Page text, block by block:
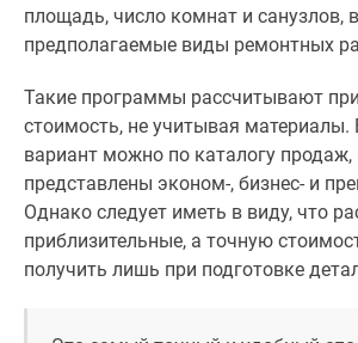
площадь, число комнат и санузлов,
предполагаемые виды ремонтных
Такие программы рассчитывают
стоимость, не учитывая
вариант можно по каталогу продаж,
представлены эконом-, бизнес- и
Однако следует иметь в виду, что
приблизительные, а точную
получить лишь при подготовке